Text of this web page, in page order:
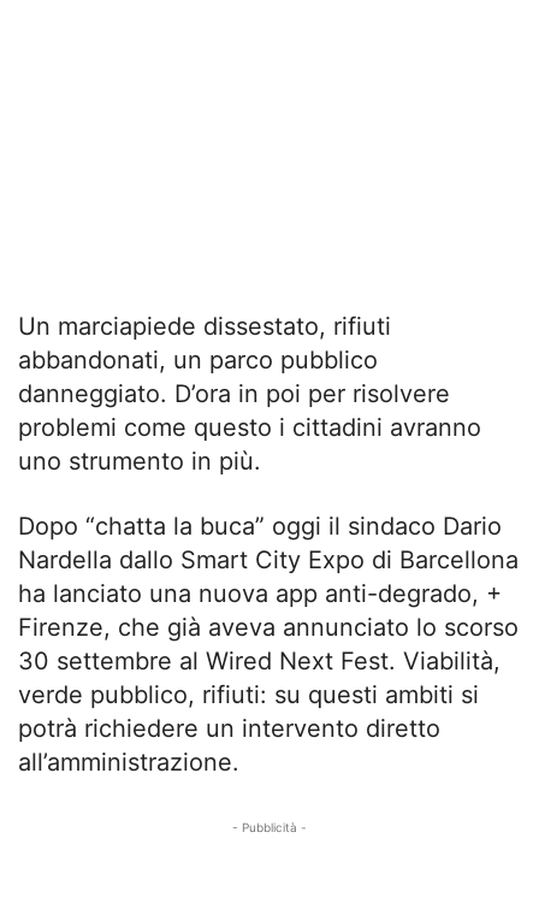
Un marciapiede dissestato, rifiuti
abbandonati, un parco pubblico
danneggiato. D’ora in poi per risolvere
problemi come questo i cittadini avranno
uno strumento in più.
Dopo “chatta la buca” oggi il sindaco Dario
Nardella dallo Smart City Expo di Barcellona
ha lanciato una nuova app anti-degrado, +
Firenze, che già aveva annunciato lo scorso
30 settembre al Wired Next Fest. Viabilità,
verde pubblico, rifiuti: su questi ambiti si
potrà richiedere un intervento diretto
all’amministrazione.
- Pubblicità -